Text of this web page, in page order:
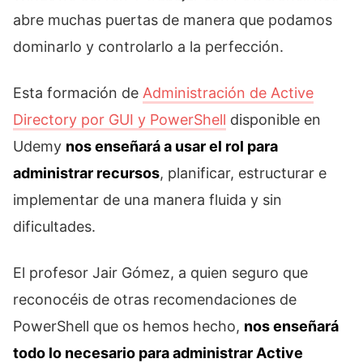
abre muchas puertas de manera que podamos
dominarlo y controlarlo a la perfección.
Esta formación de Administración de Active
Directory por GUI y PowerShell disponible en
Udemy nos enseñará a usar el rol para
administrar recursos, planificar, estructurar e
implementar de una manera fluida y sin
dificultades.
El profesor Jair Gómez, a quien seguro que
reconocéis de otras recomendaciones de
PowerShell que os hemos hecho, nos enseñará
todo lo necesario para administrar Active